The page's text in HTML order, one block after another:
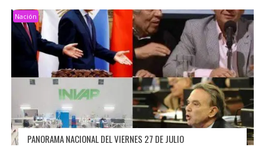
Nación
PANORAMA NACIONAL DEL VIERNES 27 DE JULIO